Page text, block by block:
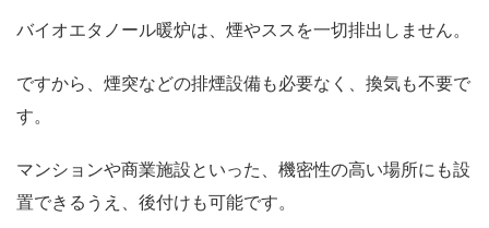
バイオエタノール暖炉は、煙やススを一切排出しません。
ですから、煙突などの排煙設備も必要なく、換気も不要で
す。
マンションや商業施設といった、機密性の高い場所にも設
置できるうえ、後付けも可能です。